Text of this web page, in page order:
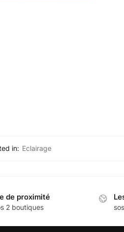
in: Eclairage
de proximité
2 boutiques